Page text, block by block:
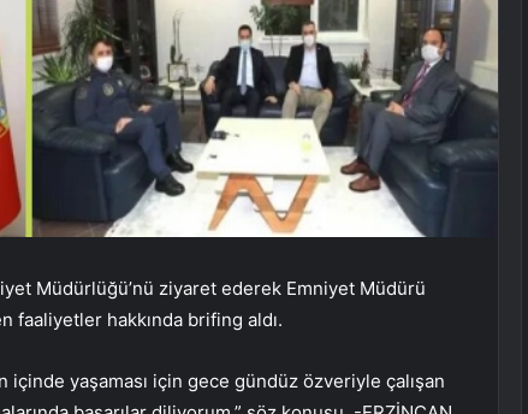
Müdürlüğü’nü ziyaret ederek Emniyet Müdürü
faaliyetler hakkında brifing aldı.
içinde yaşaması için gece gündüz özveriyle çalışan